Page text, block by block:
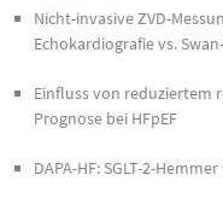
Nicht-invasive ZVD-
Echokardiografie vs.
Einfluss von reduziertem
Prognose bei HFpEF
DAPA-HF: SGLT-2-